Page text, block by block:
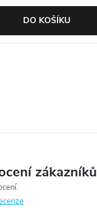
DO KOŠÍKU
zákazníků